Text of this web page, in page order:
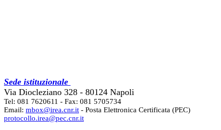
Sede istituzionale
Via Diocleziano 328 - 80124 Napoli
Tel: 081 7620611 - Fax: 081 5705734
Email: mbox@irea.cnr.it - Posta Elettronica Certificata (PEC)
protocollo.irea@pec.cnr.it